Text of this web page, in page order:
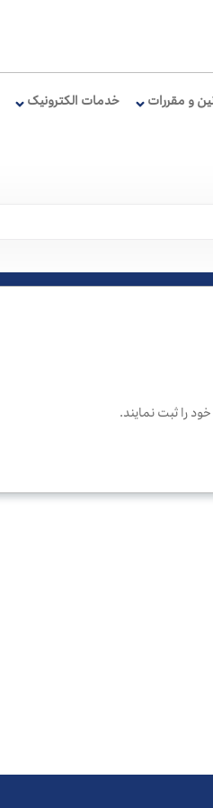
و مقررات خدمات الکترونیک
را ثبت نمایند.